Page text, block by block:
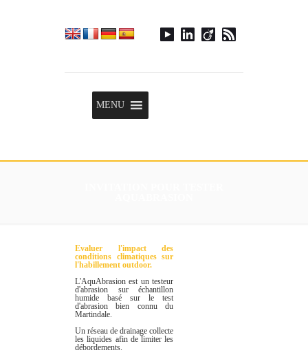
MENU
Evaluer l'impact des
conditions climatiques sur
l'habillement outdoor.
L'AquAbrasion est un testeur
d'abrasion sur échantillon
humide basé sur le test
d'abrasion bien connu du
Martindale.
Un réseau de drainage collecte
les liquides afin de limiter les
débordements.